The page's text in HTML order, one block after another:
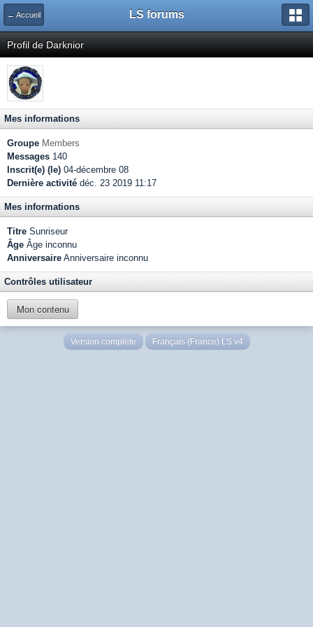
← Accueil LS forums
Profil de Darknior
Mes informations
Groupe Members
Messages 140
Inscrit(e) (le) 04-décembre 08
Dernière activité déc. 23 2019 11:17
Mes informations
Titre Sunriseur
Âge Âge inconnu
Anniversaire Anniversaire inconnu
Contrôles utilisateur
Mon contenu
Version complète Français (France) LS v4